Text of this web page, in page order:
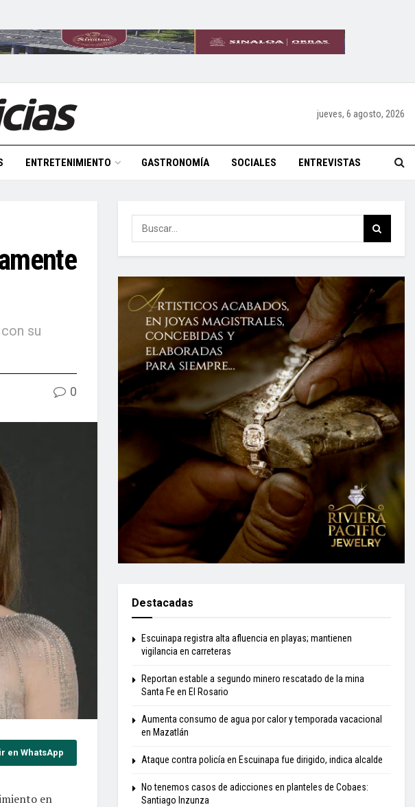
jueves, 6 agosto, 2026
ENTRETENIMIENTO GASTRONOMÍA SOCIALES ENTREVISTAS
su
0
en WhatsApp
en
Destacadas
Escuinapa registra alta afluencia en playas; mantienen
vigilancia en carreteras
Reportan estable a segundo minero rescatado de la mina
Santa Fe en El Rosario
Aumenta consumo de agua por calor y temporada vacacional
en Mazatlán
Ataque contra policía en Escuinapa fue dirigido, indica alcalde
No tenemos casos de adicciones en planteles de Cobaes:
Santiago Inzunza